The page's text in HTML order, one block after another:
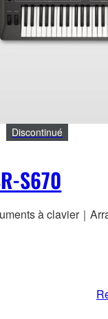
S670
Discontinué
à clavier｜